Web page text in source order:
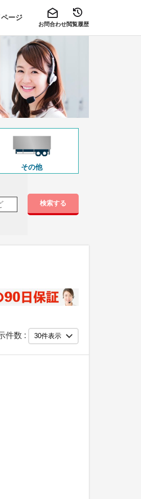
ージ
お問合わせ閲覧履歴
その他
検索する
件数 :